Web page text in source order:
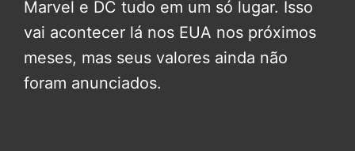
Marvel e DC tudo em um só lugar. Isso
vai acontecer lá nos EUA nos próximos
meses, mas seus valores ainda não
foram anunciados.